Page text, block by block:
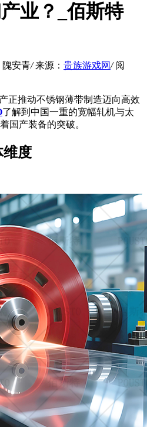
业？_佰斯特
隗安青/ 来源： 贵族游戏网/ 阅
正推动不锈钢薄带制造迈向高效
了解到中国一重的宽幅轧机与太
国产装备的突破。
维度